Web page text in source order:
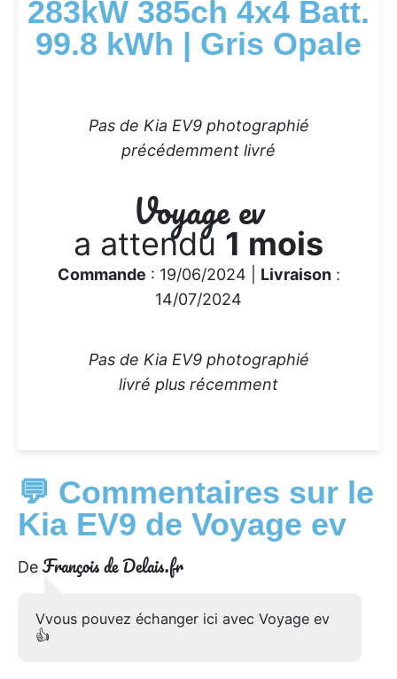
283kW 385ch 4x4 Batt.
99.8 kWh | Gris Opale
Pas de Kia EV9 photographié
précédemment livré
Voyage ev
a attendu 1 mois
Commande : 19/06/2024 | Livraison:
14/07/2024
Pas de Kia EV9 photographié
livré plus récemment
💬 Commentaires sur le
Kia EV9 de Voyage ev
De François de Delais.fr
Vvous pouvez échanger ici avec Voyage ev
👍